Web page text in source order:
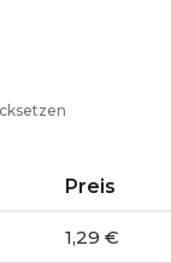
Preis
1,29 €